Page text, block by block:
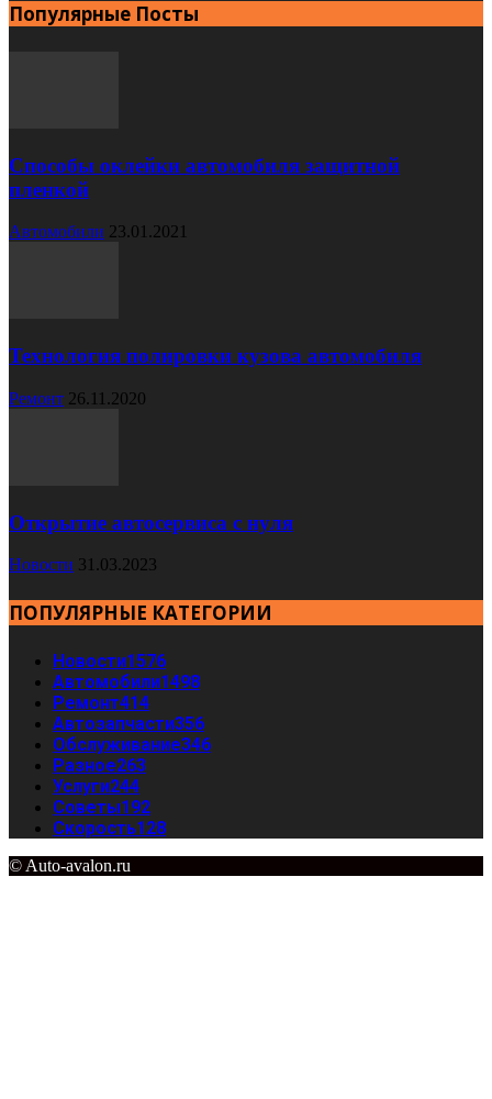
Популярные Посты
Способы оклейки автомобиля защитной
пленкой
Автомобили 23.01.2021
Технология полировки кузова автомобиля
Ремонт 26.11.2020
Открытие автосервиса с нуля
Новости 31.03.2023
ПОПУЛЯРНЫЕ КАТЕГОРИИ
Новости1576
Автомобили1498
Ремонт414
Автозапчасти356
Обслуживание346
Разное263
Услуги244
Советы192
Скорость128
© Auto-avalon.ru